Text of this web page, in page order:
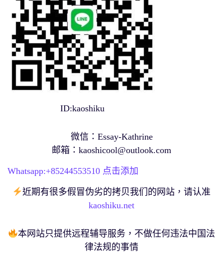
ID:kaoshiku
微信：Essay-Kathrine
邮箱： kaoshicool@outlook.com
Whatsapp:+85244553510 点击添加
近期有很多假冒伪劣的拷贝我们的网站，请认准
kaoshiku.net
本网站只提供远程辅导服务，不做任何违法中国法
律法规的事情